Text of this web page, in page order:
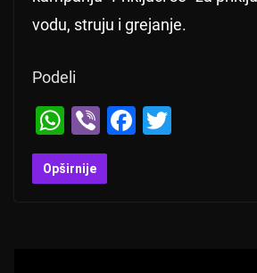
vodu, struju i grejanje.
Podeli
W
h
at
Vi
b
er
F
Opširnije